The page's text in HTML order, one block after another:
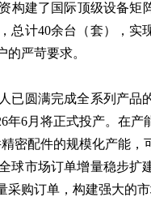
构建了国际顶级设备
总计40余台（套），实
严苛要求。
已圆满完成全系列产品
年6月将正式投产。在产
密配件的规模化产能，
球市场订单增量稳步扩
购订单，构建强大的市